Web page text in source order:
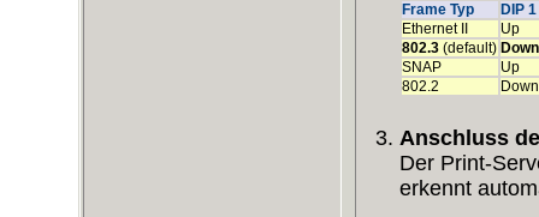
Frame Typ
DIP 1
Ethernet II
Up
802.3 (default) Down
SNAP
Up
802.2
Down
Anschluss
Der Print-
erkennt